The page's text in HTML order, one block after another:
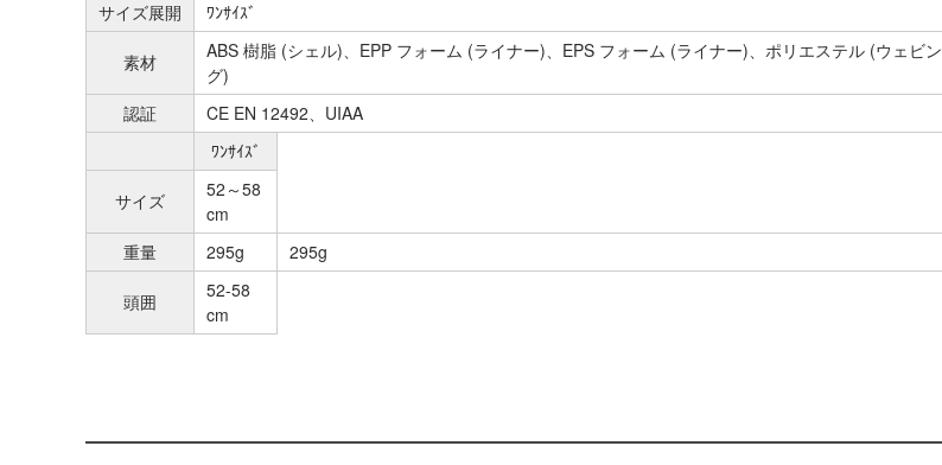
サイズ展開
ﾜﾝｻｲｽﾞ
素材
ABS 樹脂 (シェル)、EPP フォーム (ライナー)、EPS フォーム (ライナー)、ポリエステル (ウェビン
グ)
認証
CE EN 12492、UIAA
ﾜﾝｻｲｽﾞ
サイズ
52～58
cm
重量
295g 295g
頭囲
52-58
cm